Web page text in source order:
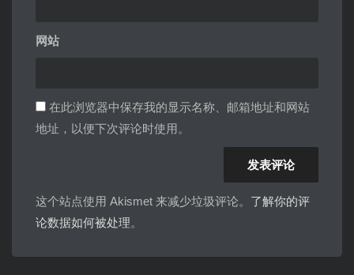
网站
在此浏览器中保存我的显示名称、邮箱地址和网站
地址，以便下次评论时使用。
这个站点使用 Akismet 来减少垃圾评论。 了解你的评
论数据如何被处理。